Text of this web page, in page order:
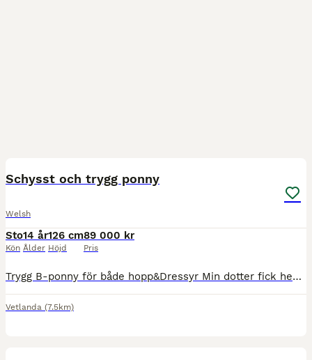
Schysst och trygg ponny
Welsh
Sto
Kön
14 år
Ålder
126 cm
Höjd
89 000 kr
Pris
Trygg B-ponny för både hopp&Dressyr Min dotter fick henne som sin första tävlingsponny och har idag fått flera placeringar tillsammans och tävlat upp till lc . Började tävla dressyr när hon kom t
Vetlanda (7.5km)